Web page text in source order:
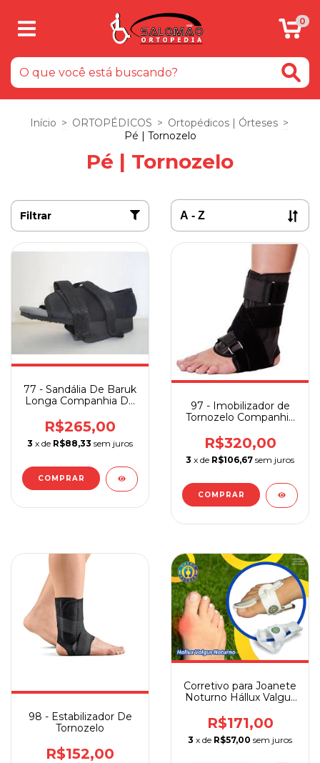
0
Início > ORTOPÉDICOS > Ortopédicos | Órteses >
Pé | Tornozelo
Pé | Tornozelo
Filtrar
77 - Sandália De Baruk
Longa Companhia Do
R$265,00
3 x de R$88,33 sem juros
COMPRAR
97 - Imobilizador de
Tornozelo Companhia
R$320,00
3 x de R$106,67 sem juros
COMPRAR
98 - Estabilizador De
Tornozelo
R$152,00
Corretivo para Joanete
Noturno Hállux Valgus
R$171,00
3 x de R$57,00 sem juros